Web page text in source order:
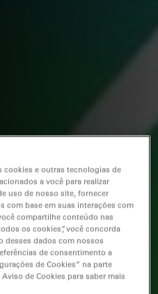
cookies e outras tecnologias de
a você para realizar
uso de nosso site, fornecer
com base em suas interações com
compartilhe conteúdo nas
os cookies”, você concorda
desses dados com nossos
de consentimento a
de Cookies” na parte
de Cookies para saber mais